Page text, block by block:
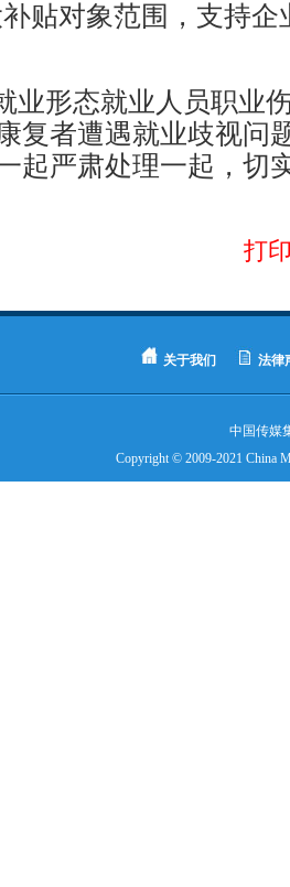
贴对象范围，支持企
形态就业人员职业
复者遭遇就业歧视问
起严肃处理一起，切
打
关于我们 法律
中国传媒
Copyright © 2009-2021 China